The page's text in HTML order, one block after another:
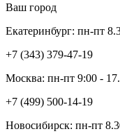
Ваш город
Екатеринбург: пн-пт
+7 (343) 379-47-19
Москва: пн-пт 9:00 -
+7 (499) 500-14-19
Новосибирск: пн-пт